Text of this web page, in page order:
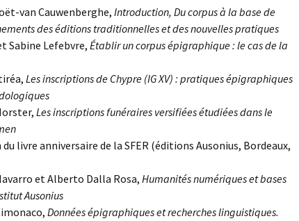
van Cauwenberghe,Introduction, Du corpus à la base de
des éditions traditionnelles et des nouvelles pratiques
Sabine Lefebvre, Établir un corpus épigraphique : le cas de la
Les inscriptions de Chypre (IG XV) : pratiques épigraphiques
Les inscriptions funéraires versifiées étudiées dans le
livre anniversaire de la SFER (éditions Ausonius, Bordeaux,
et Alberto Dalla Rosa, Humanités numériques et bases
Ausonius
Données épigraphiques et recherches linguistiques.